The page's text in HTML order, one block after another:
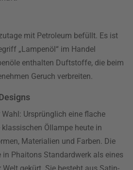
mit Petroleum befüllt. Es ist
„Lampenöl“ im Handel
enthalten Duftstoffe, die beim
Geruch verbreiten.
Ursprünglich eine flache
Öllampe heute in
Materialien und Farben. Die
in Phaitons Standardwerk als eines